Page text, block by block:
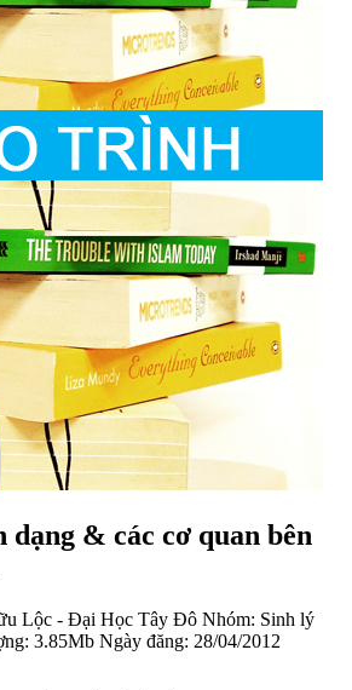
& các cơ quan bên
Lộc - Đại Học Tây Đô Nhóm: Sinh lý
3.85Mb Ngày đăng: 28/04/2012